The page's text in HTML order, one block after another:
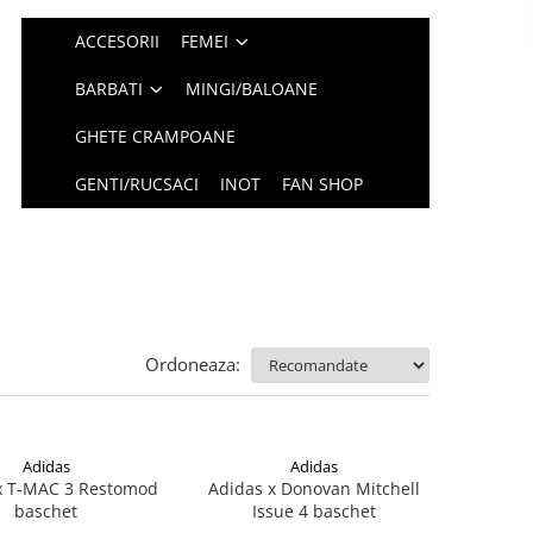
ACCESORII FEMEI
BARBATI MINGI/BALOANE
GHETE CRAMPOANE
GENTI/RUCSACI INOT FAN SHOP
Ordoneaza:
Adidas
MAC 3 Restomod
baschet
Adidas
Adidas x Donovan Mitchell
Issue 4 baschet